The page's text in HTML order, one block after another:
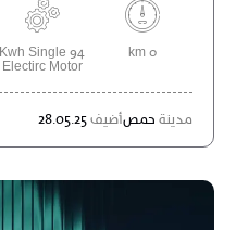
0 km
94 Kwh Single
Electirc Motor
مدينة حمصأضيف 28.05.25